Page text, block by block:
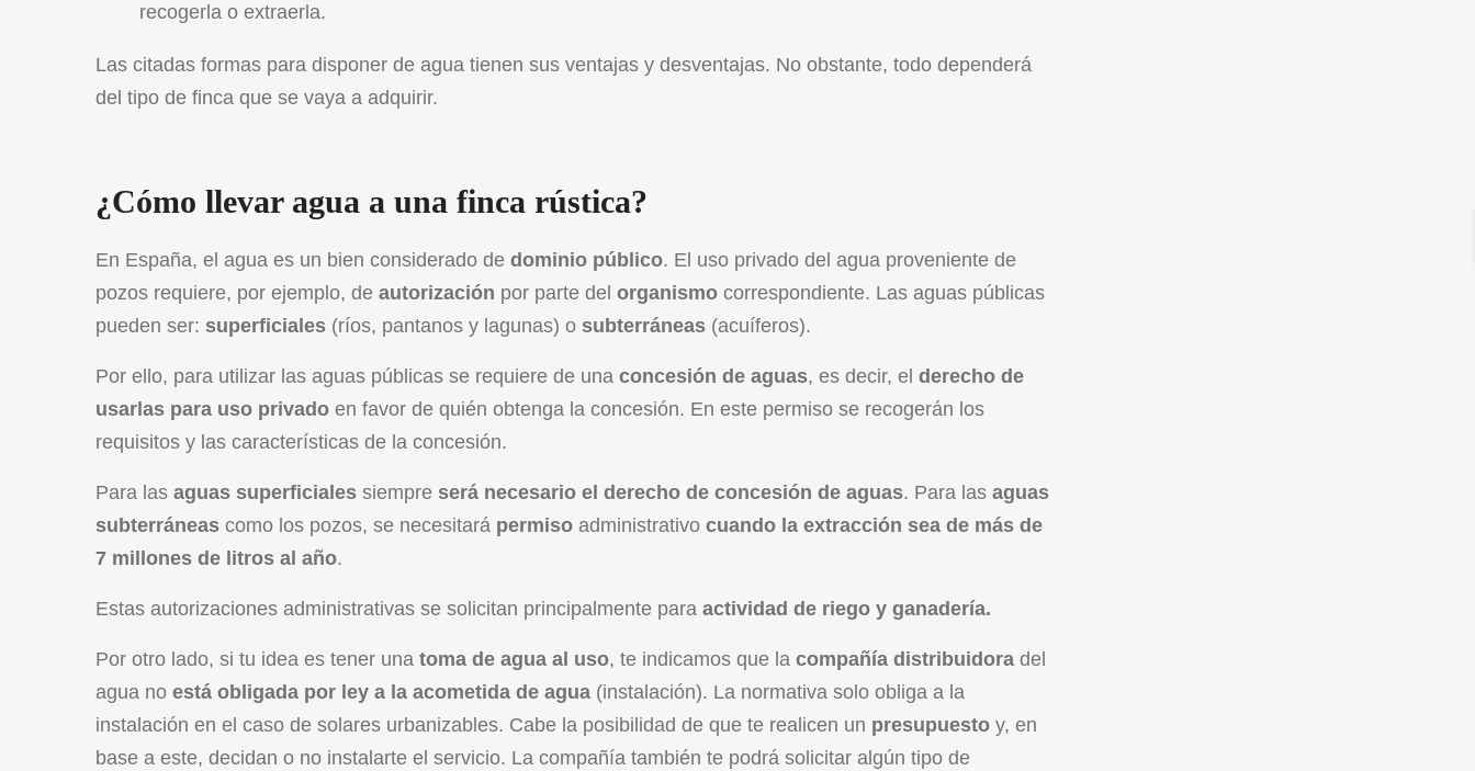
recogerla o extraerla.
Las citadas formas para disponer de agua tienen sus ventajas y desventajas. No obstante, todo dependerá
del tipo de finca que se vaya a adquirir.
¿Cómo llevar agua a una finca rústica?
En España, el agua es un bien considerado de dominio público. El uso privado del agua proveniente de
pozos requiere, por ejemplo, de autorización por parte del organismo correspondiente. Las aguas públicas
pueden ser: superficiales (ríos, pantanos y lagunas) o subterráneas (acuíferos).
Por ello, para utilizar las aguas públicas se requiere de una concesión de aguas, es decir, el derecho de
usarlas para uso privado en favor de quién obtenga la concesión. En este permiso se recogerán los
requisitos y las características de la concesión.
Para las aguas superficiales siempre será necesario el derecho de concesión de aguas. Para las aguas
subterráneas como los pozos, se necesitará permiso administrativo cuando la extracción sea de más de
7 millones de litros al año.
Estas autorizaciones administrativas se solicitan principalmente para actividad de riego y ganadería.
Por otro lado, si tu idea es tener una toma de agua al uso, te indicamos que la compañía distribuidora del
agua no está obligada por ley a la acometida de agua (instalación). La normativa solo obliga a la
instalación en el caso de solares urbanizables. Cabe la posibilidad de que te realicen un presupuesto y, en
base a este, decidan o no instalarte el servicio. La compañía también te podrá solicitar algún tipo de